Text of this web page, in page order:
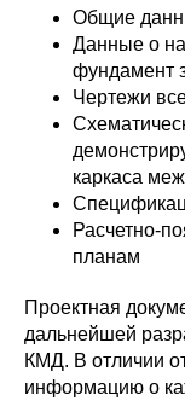
Общие
Данные о
фундамент
Чертежи
каркаса
Расчетно-
планам
Проектная
дальнейшей
КМД. В отличии
информацию о